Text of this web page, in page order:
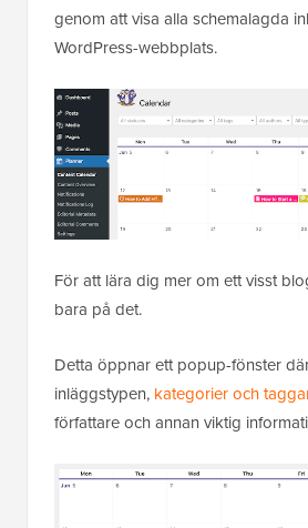
genom att visa alla schemalagda
WordPress-webbplats.
För att lära dig mer om ett visst
bara på det.
Detta öppnar ett popup-fönster
inläggstypen, kategorier och
författare och annan viktig